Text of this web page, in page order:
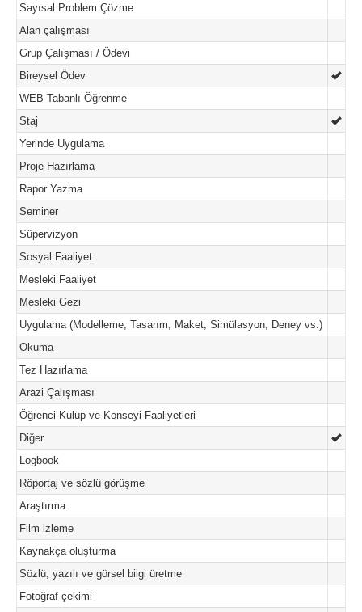
Sayısal Problem Çözme
Alan çalışması
Grup Çalışması / Ödevi
Bireysel Ödev
WEB Tabanlı Öğrenme
Staj
Yerinde Uygulama
Proje Hazırlama
Rapor Yazma
Seminer
Süpervizyon
Sosyal Faaliyet
Mesleki Faaliyet
Mesleki Gezi
Uygulama (Modelleme, Tasarım, Maket, Simülasyon, Deney vs.)
Okuma
Tez Hazırlama
Arazi Çalışması
Öğrenci Kulüp ve Konseyi Faaliyetleri
Diğer
Logbook
Röportaj ve sözlü görüşme
Araştırma
Film izleme
Kaynakça oluşturma
Sözlü, yazılı ve görsel bilgi üretme
Fotoğraf çekimi